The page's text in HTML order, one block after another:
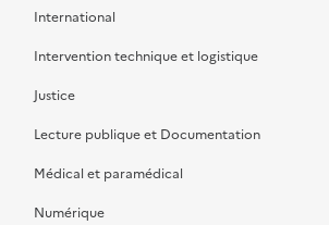
International
Intervention technique et logistique
Justice
Lecture publique et Documentation
Médical et paramédical
Numérique